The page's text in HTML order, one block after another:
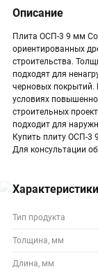
Описание
Плита ОСП-3 9 мм
ориентированных
строительства.
подходят для
черновых покрытий.
условиях
строительных
подходит для
Купить плиту ОСП-3
Для консультации
Характеристики
Тип продукта
Толщина, мм
Длина, мм